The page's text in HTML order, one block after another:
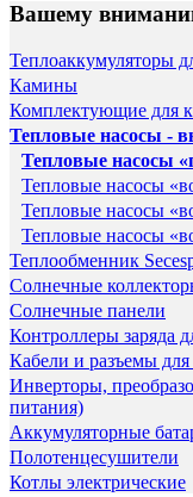
Вашему
Теплоаккумуляторы
Камины
Комплектующие для
Тепловые насосы -
Тепловые насосы
Тепловые насосы
Тепловые насосы
Тепловые насосы
Теплообменник
Солнечные
Солнечные панели
Контроллеры заряда
Кабели и разъемы
Инверторы,
питания)
Аккумуляторные
Полотенцесушители
Котлы электрические